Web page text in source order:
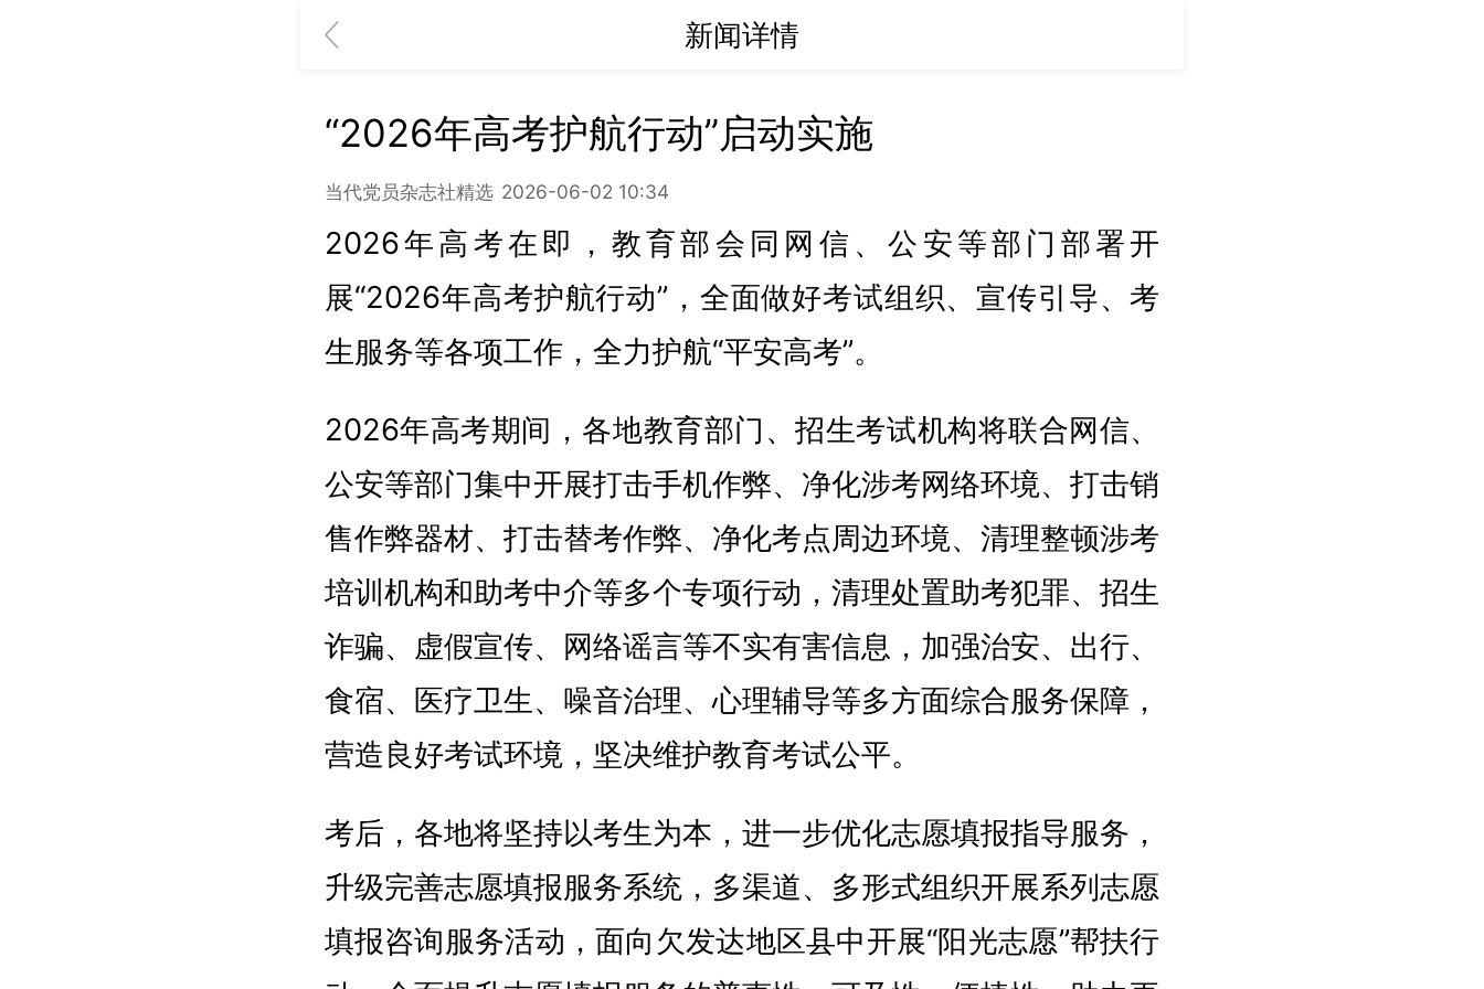
新闻详情
“2026年高考护航行动”启动实施
当代党员杂志社精选 2026-06-02 10:34
2026年高考在即，教育部会同网信、公安等部门部署开
展“2026年高考护航行动”，全面做好考试组织、宣传引导、考
生服务等各项工作，全力护航“平安高考”。
2026年高考期间，各地教育部门、招生考试机构将联合网信、
公安等部门集中开展打击手机作弊、净化涉考网络环境、打击销
售作弊器材、打击替考作弊、净化考点周边环境、清理整顿涉考
培训机构和助考中介等多个专项行动，清理处置助考犯罪、招生
诈骗、虚假宣传、网络谣言等不实有害信息，加强治安、出行、
食宿、医疗卫生、噪音治理、心理辅导等多方面综合服务保障，
营造良好考试环境，坚决维护教育考试公平。
考后，各地将坚持以考生为本，进一步优化志愿填报指导服务，
升级完善志愿填报服务系统，多渠道、多形式组织开展系列志愿
填报咨询服务活动，面向欠发达地区县中开展“阳光志愿”帮扶行